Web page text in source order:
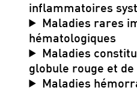
inflammatoires
Maladies rares
hématologiques
Maladies
globule rouge et de
Maladies